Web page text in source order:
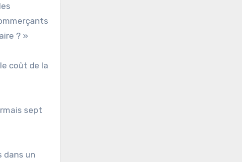
? »
coût de la
sept
dans un